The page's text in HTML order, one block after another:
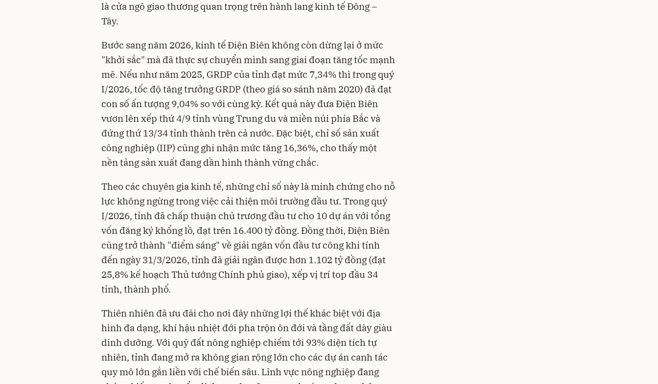
là cửa ngõ giao thương quan trọng trên hành lang kinh tế Đông –
Tây.
Bước sang năm 2026, kinh tế Điện Biên không còn dừng lại ở mức
"khởi sắc" mà đã thực sự chuyển mình sang giai đoạn tăng tốc mạnh
mẽ. Nếu như năm 2025, GRDP của tỉnh đạt mức 7,34% thì trong quý
I/2026, tốc độ tăng trưởng GRDP (theo giá so sánh năm 2020) đã đạt
con số ấn tượng 9,04% so với cùng kỳ. Kết quả này đưa Điện Biên
vươn lên xếp thứ 4/9 tỉnh vùng Trung du và miền núi phía Bắc và
đứng thứ 13/34 tỉnh thành trên cả nước. Đặc biệt, chỉ số sản xuất
công nghiệp (IIP) cũng ghi nhận mức tăng 16,36%, cho thấy một
nền tảng sản xuất đang dần hình thành vững chắc.
Theo các chuyên gia kinh tế, những chỉ số này là minh chứng cho nỗ
lực không ngừng trong việc cải thiện môi trường đầu tư. Trong quý
I/2026, tỉnh đã chấp thuận chủ trương đầu tư cho 10 dự án với tổng
vốn đăng ký khổng lồ, đạt trên 16.400 tỷ đồng. Đồng thời, Điện Biên
cũng trở thành "điểm sáng" về giải ngân vốn đầu tư công khi tính
đến ngày 31/3/2026, tỉnh đã giải ngân được hơn 1.102 tỷ đồng (đạt
25,8% kế hoạch Thủ tướng Chính phủ giao), xếp vị trí top đầu 34
tỉnh, thành phố.
Thiên nhiên đã ưu đãi cho nơi đây những lợi thế khác biệt với địa
hình đa dạng, khí hậu nhiệt đới pha trộn ôn đới và tầng đất dày giàu
dinh dưỡng. Với quỹ đất nông nghiệp chiếm tới 93% diện tích tự
nhiên, tỉnh đang mở ra không gian rộng lớn cho các dự án canh tác
quy mô lớn gắn liền với chế biến sâu. Lĩnh vực nông nghiệp đang